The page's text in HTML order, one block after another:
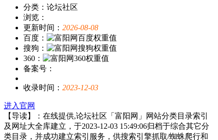
分类：论坛社区
浏览：
更新时间： 2026-08-08
百度：
搜狗：
360：
备案号：
收录时间： 2023-12-03
进入官网
【导读】：在线提供,论坛社区「富阳网」网站分类目录索引
及网址大全库建立，于2023-12-03 15:49:06归档于综合其它分
类目录，并成功建立索引服务，供搜索引擎抓取/蜘蛛爬行和